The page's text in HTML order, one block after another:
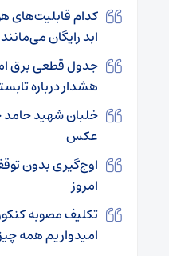
کدام
ابد رایگان
هشدار درباره
خلبان شهید حامد
عکس
اوج‌گیری بدون
امروز
تکلیف مصوبه
امیدواریم همه